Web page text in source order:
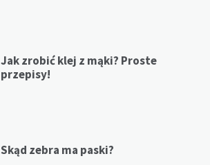
Jak zrobić klej z mąki? Proste
przepisy!
Skąd zebra ma paski?